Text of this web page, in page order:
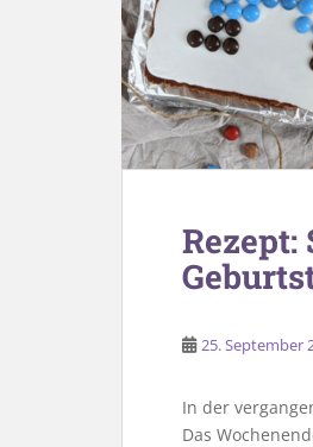
25. September
In der
Das